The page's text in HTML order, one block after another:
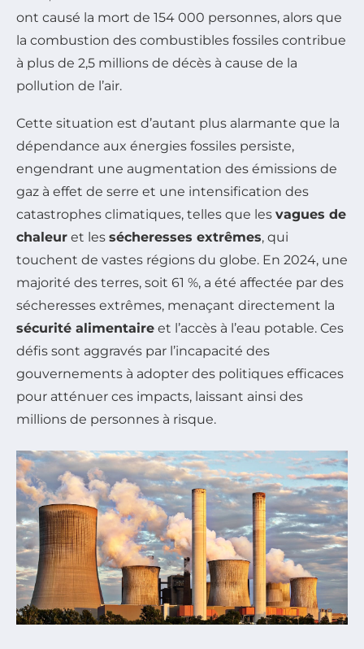
ont causé la mort de 154 000 personnes, alors que
la combustion des combustibles fossiles contribue
à plus de 2,5 millions de décès à cause de la
pollution de l’air.
Cette situation est d’autant plus alarmante que la
dépendance aux énergies fossiles persiste,
engendrant une augmentation des émissions de
gaz à effet de serre et une intensification des
catastrophes climatiques, telles que les vagues de
chaleur et les sécheresses extrêmes, qui
touchent de vastes régions du globe. En 2024, une
majorité des terres, soit 61 %, a été affectée par des
sécheresses extrêmes, menaçant directement la
sécu­rité alimentaire et l’accès à l’eau potable. Ces
défis sont aggravés par l’incapacité des
gouvernements à adopter des politiques efficaces
pour atténuer ces impacts, laissant ainsi des
millions de personnes à risque.